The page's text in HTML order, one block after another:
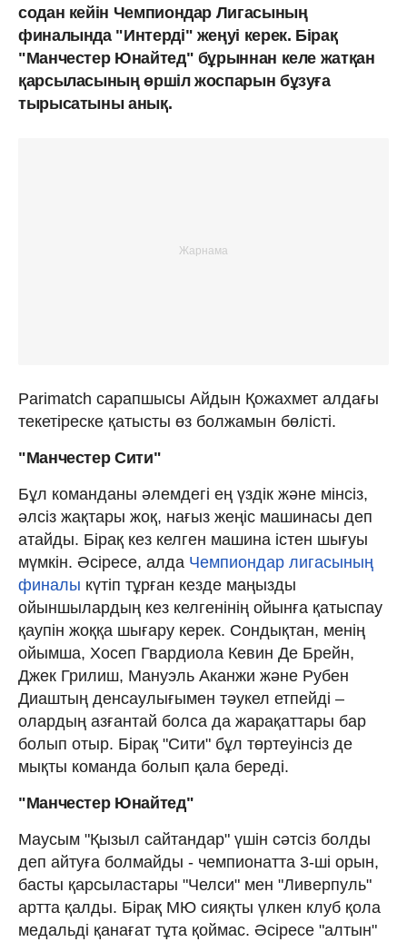
содан кейін Чемпиондар Лигасының
финалында "Интерді" жеңуі керек. Бірақ
"Манчестер Юнайтед" бұрыннан келе жатқан
қарсыласының өршіл жоспарын бұзуға
тырысатыны анық.
Parimatch сарапшысы Айдын Қожахмет алдағы
текетіреске қатысты өз болжамын бөлісті.
"Манчестер Сити"
Бұл команданы әлемдегі ең үздік және мінсіз,
әлсіз жақтары жоқ, нағыз жеңіс машинасы деп
атайды. Бірақ кез келген машина істен шығуы
мүмкін. Әсіресе, алда Чемпиондар лигасының
финалы күтіп тұрған кезде маңызды
ойыншылардың кез келгенінің ойынға қатыспау
қаупін жоққа шығару керек. Сондықтан, менің
ойымша, Хосеп Гвардиола Кевин Де Брейн,
Джек Грилиш, Мануэль Аканжи және Рубен
Диаштың денсаулығымен тәукел етпейді –
олардың азғантай болса да жарақаттары бар
болып отыр. Бірақ "Сити" бұл төртеуінсіз де
мықты команда болып қала береді.
"Манчестер Юнайтед"
Маусым "Қызыл сайтандар" үшін сәтсіз болды
деп айтуға болмайды - чемпионатта 3-ші орын,
басты қарсыластары "Челси" мен "Ливерпуль"
артта қалды. Бірақ МЮ сияқты үлкен клуб қола
медальді қанағат тұта қоймас. Әсіресе "алтын"